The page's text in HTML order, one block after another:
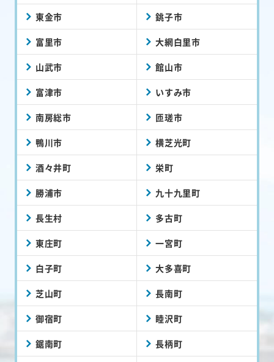
東金市 銚子市
富里市 大網白里市
山武市 館山市
富津市 いすみ市
南房総市 匝瑳市
鴨川市 横芝光町
酒々井町 栄町
勝浦市 九十九里町
長生村 多古町
東庄町 一宮町
白子町 大多喜町
芝山町 長南町
御宿町 睦沢町
鋸南町 長柄町